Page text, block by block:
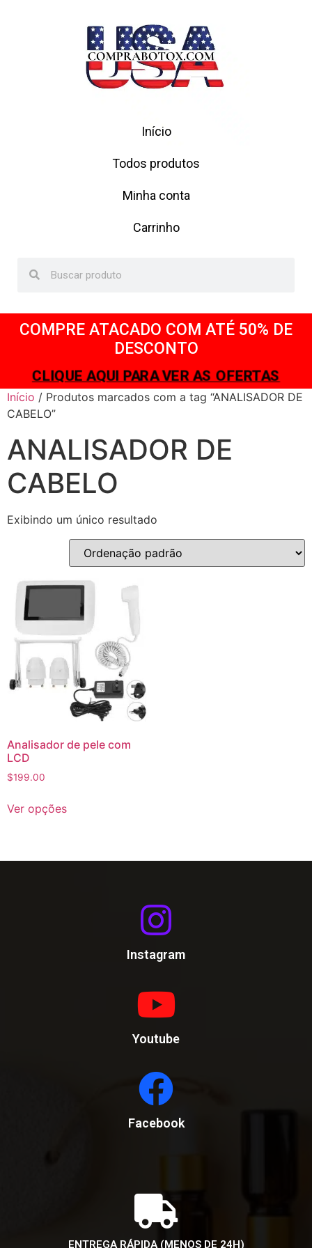
Início
Todos produtos
Minha conta
Carrinho
COMPRE ATACADO COM ATÉ 50% DE
DESCONTO
CLIQUE AQUI PARA VER AS OFERTAS
Início / Produtos marcados com a tag “ANALISADOR DE
CABELO”
ANALISADOR DE
CABELO
Exibindo um único resultado
Analisador de pele com
LCD
$199.00
Ver opções
Instagram
Youtube
Facebook
ENTREGA RÁPIDA (MENOS DE 24H)